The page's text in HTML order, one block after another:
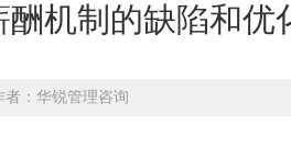
机制的缺陷和优
者：华锐管理咨询